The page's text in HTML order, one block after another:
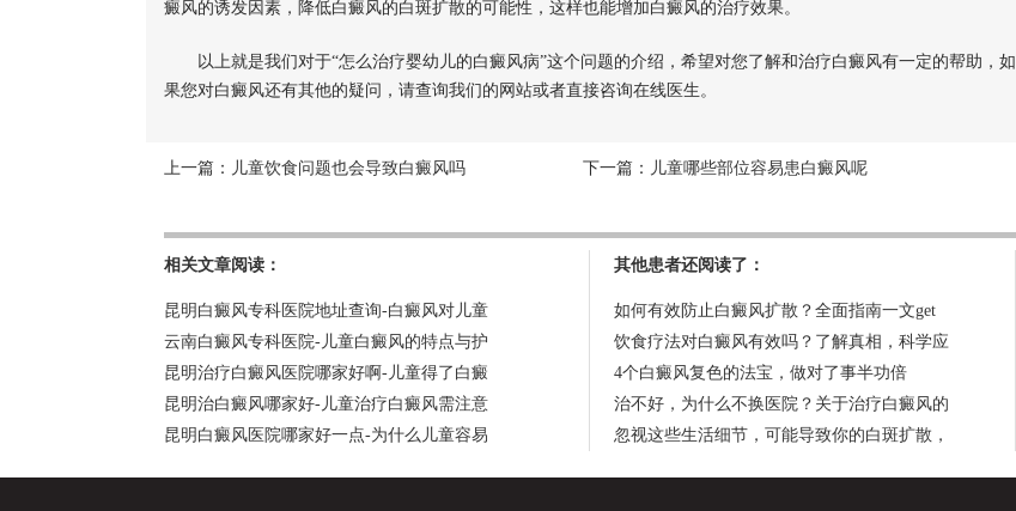
癜风的诱发因素，降低白癜风的白斑扩散的可能性，这样也能增加白癜风的治疗效果。
以上就是我们对于“怎么治疗婴幼儿的白癜风病”这个问题的介绍，希望对您了解和治疗白癜风有一定的帮助，如
果您对白癜风还有其他的疑问，请查询我们的网站或者直接咨询在线医生。
上一篇： 儿童饮食问题也会导致白癜风吗 下一篇： 儿童哪些部位容易患白癜风呢
相关文章阅读：
昆明白癜风专科医院地址查询-白癜风对儿童
云南白癜风专科医院-儿童白癜风的特点与护
昆明治疗白癜风医院哪家好啊-儿童得了白癜
昆明治白癜风哪家好-儿童治疗白癜风需注意
昆明白癜风医院哪家好一点-为什么儿童容易
其他患者还阅读了：
如何有效防止白癜风扩散？全面指南一文get
饮食疗法对白癜风有效吗？了解真相，科学应
4个白癜风复色的法宝，做对了事半功倍
治不好，为什么不换医院？关于治疗白癜风的
忽视这些生活细节，可能导致你的白斑扩散，